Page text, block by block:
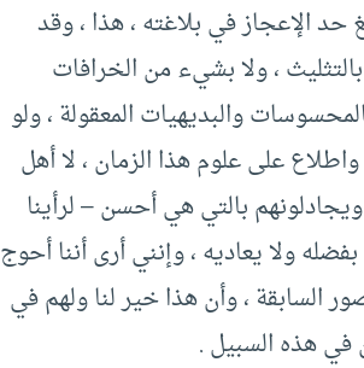
الإعجاز في بلاغته ، هذا ، وقد
بالتثليث ، ولا بشيء من الخرافات
والبديهيات المعقولة ، ولو
على علوم هذا الزمان ، لا أهل
ويجادلونهم بالتي هي أحسن – لرأينا
ولا يعاديه ، وإنني أرى أننا أحوج
السابقة ، وأن هذا خير لنا ولهم في
في هذه السبيل .